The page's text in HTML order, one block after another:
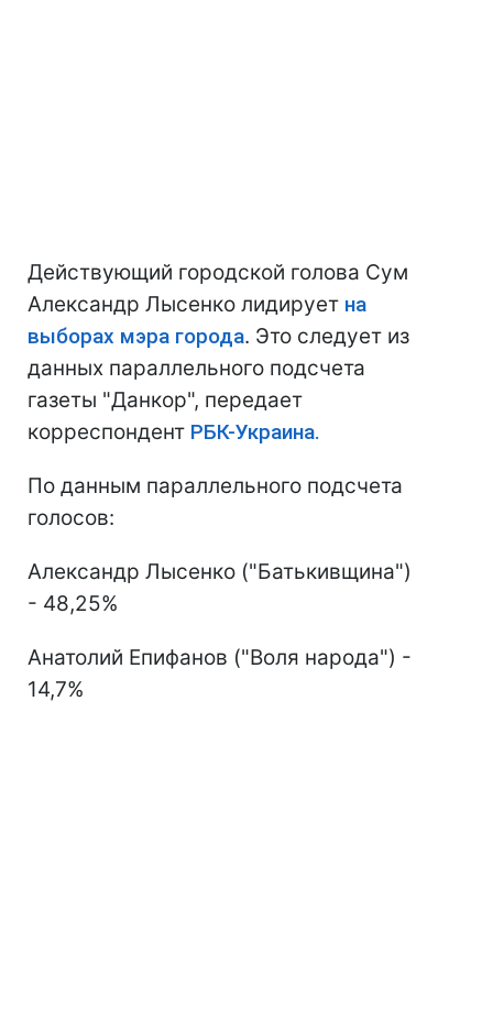
Действующий городской голова Сум
Александр Лысенко лидирует на
выборах мэра города. Это следует из
данных параллельного подсчета
газеты "Данкор", передает
корреспондент РБК-Украина.
По данным параллельного подсчета
голосов:
Александр Лысенко ("Батькивщина")
- 48,25%
Анатолий Епифанов ("Воля народа") -
14,7%